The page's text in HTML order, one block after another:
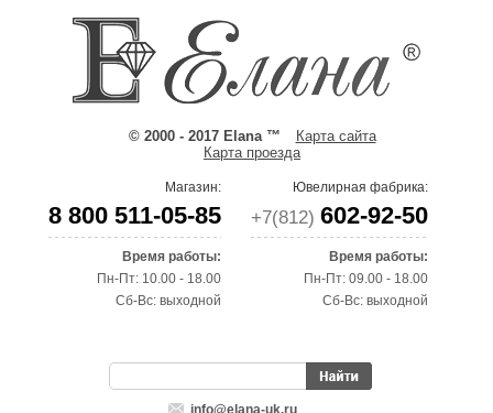
© 2000 - 2017 Elana ™
Карта сайта
Карта проезда
Магазин:
8 800 511-05-85
Время работы:
Пн-Пт: 10.00 - 18.00
Сб-Вс: выходной
Ювелирная фабрика:
+7(812) 602-92-50
Время работы:
Пн-Пт: 09.00 - 18.00
Сб-Вс: выходной
info@elana-uk.ru